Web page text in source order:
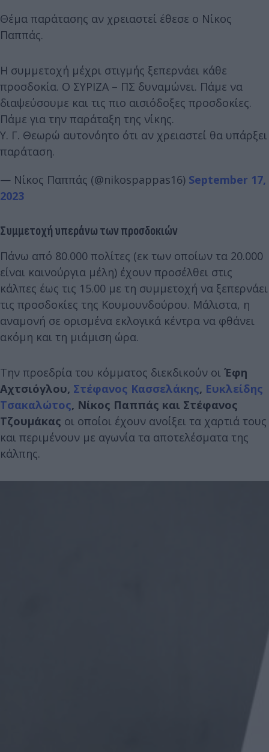
Θέμα παράτασης αν χρειαστεί έθεσε ο Νίκος
Παππάς.
Η συμμετοχή μέχρι στιγμής ξεπερνάει κάθε
προσδοκία. Ο ΣΥΡΙΖΑ – ΠΣ δυναμώνει. Πάμε να
διαψεύσουμε και τις πιο αισιόδοξες προσδοκίες.
Πάμε για την παράταξη της νίκης.
Υ. Γ. Θεωρώ αυτονόητο ότι αν χρειαστεί θα υπάρξει
παράταση.
— Νίκος Παππάς (@nikospappas16) September 17,
2023
Συμμετοχή υπεράνω των προσδοκιών
Πάνω από 80.000 πολίτες (εκ των οποίων τα 20.000
είναι καινούργια μέλη) έχουν προσέλθει στις
κάλπες έως τις 15.00 με τη συμμετοχή να ξεπερνάει
τις προσδοκίες της Κουμουνδούρου. Μάλιστα, η
αναμονή σε ορισμένα εκλογικά κέντρα να φθάνει
ακόμη και τη μιάμιση ώρα.
Την προεδρία του κόμματος διεκδικούν οι Έφη
Αχτσιόγλου, Στέφανος Κασσελάκης, Ευκλείδης
Τσακαλώτος, Νίκος Παππάς και Στέφανος
Τζουμάκας οι οποίοι έχουν ανοίξει τα χαρτιά τους
και περιμένουν με αγωνία τα αποτελέσματα της
κάλπης.